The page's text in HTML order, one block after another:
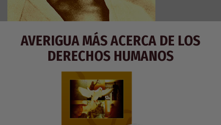
AVERIGUA MÁS ACERCA DE LOS
DERECHOS HUMANOS